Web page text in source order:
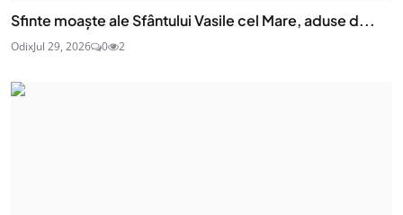
Sfinte moaşte ale Sfântului Vasile cel Mare, aduse d...
OdixJul 29, 2026 0 2